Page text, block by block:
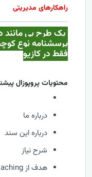
راهکارهای مدیریتی
فقط در کازيو
محتويات پروپوزال
درباره ما
درباره این سند
شرح نیاز
هدف از Coaching